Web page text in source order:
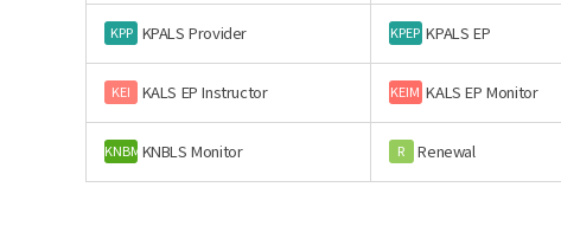
KPP KPALS Provider KPEP KPALS EP
KEI KALS EP Instructor KEIM KALS EP Monitor
KNBM KNBLS Monitor R Renewal